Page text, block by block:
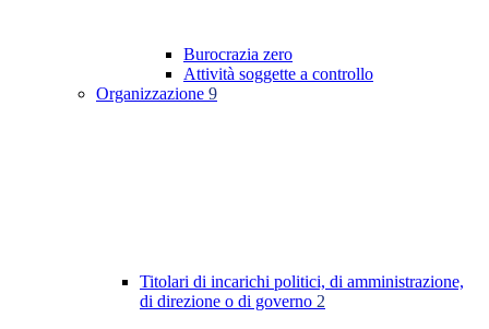
Burocrazia zero
Attività soggette a controllo
Organizzazione 9
Titolari di incarichi politici, di amministrazione,
di direzione o di governo 2